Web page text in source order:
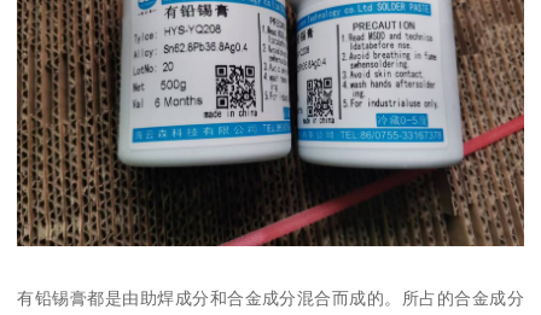
有铅锡膏都是由助焊成分和合金成分混合而成的。所占的合金成分